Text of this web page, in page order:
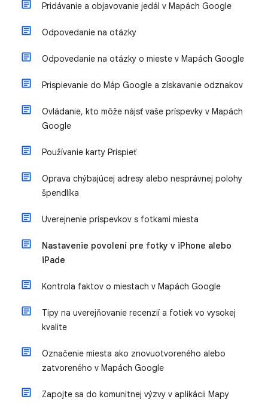
Pridávanie a objavovanie jedál v Mapách Google
Odpovedanie na otázky
Odpovedanie na otázky o mieste v Mapách Google
Prispievanie do Máp Google a získavanie odznakov
Ovládanie, kto môže nájsť vaše príspevky v Mapách
Google
Používanie karty Prispieť
Oprava chýbajúcej adresy alebo nesprávnej polohy
špendlíka
Uverejnenie príspevkov s fotkami miesta
Nastavenie povolení pre fotky v iPhone alebo
iPade
Kontrola faktov o miestach v Mapách Google
Tipy na uverejňovanie recenzií a fotiek vo vysokej
kvalite
Označenie miesta ako znovuotvoreného alebo
zatvoreného v Mapách Google
Zapojte sa do komunitnej výzvy v aplikácii Mapy